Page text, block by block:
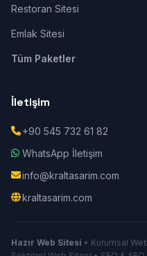
Restoran Sitesi
Emlak Sitesi
Tüm Paketler
İletişim
+90 545 732 61 82
WhatsApp İletişim
info@kraltasarim.com
kraltasarim.com
Hazır Web Sitesi • Kurumsal